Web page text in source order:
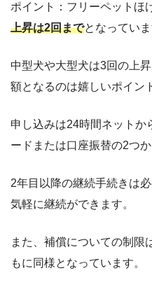
ポイント：フリーペットほ
上昇は2回までとなっていま
中型犬や大型犬は3回の上
額となるのは嬉しいポイン
申し込みは24時間ネットか
ードまたは口座振替の2つ
2年目以降の継続手続きは
気軽に継続ができます。
また、補償についての制限
もに同様となっています。